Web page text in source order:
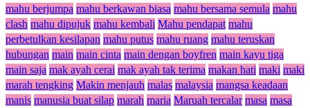
mahu berjumpa mahu berkawan biasa mahu bersama semula mahu
clash mahu dipujuk mahu kembali Mahu pendapat mahu
perbetulkan kesilapan mahu putus mahu ruang mahu teruskan
hubungan main main cinta main dengan boyfren main kayu tiga
main saja mak ayah cerai mak ayah tak terima makan hati maki maki
marah tengking Makin menjauh malas malaysia mangsa keadaan
manis manusia buat silap marah maria Maruah tercalar masa masa